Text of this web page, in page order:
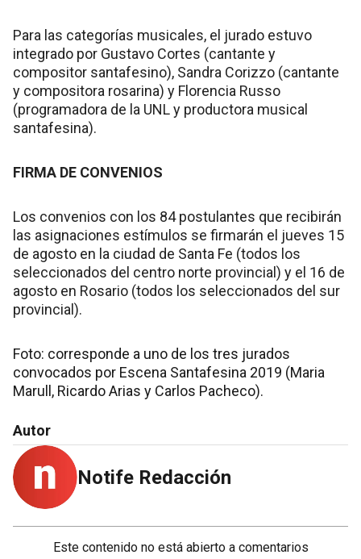
Para las categorías musicales, el jurado estuvo
integrado por Gustavo Cortes (cantante y
compositor santafesino), Sandra Corizzo (cantante
y compositora rosarina) y Florencia Russo
(programadora de la UNL y productora musical
santafesina).
FIRMA DE CONVENIOS
Los convenios con los 84 postulantes que recibirán
las asignaciones estímulos se firmarán el jueves 15
de agosto en la ciudad de Santa Fe (todos los
seleccionados del centro norte provincial) y el 16 de
agosto en Rosario (todos los seleccionados del sur
provincial).
Foto: corresponde a uno de los tres jurados
convocados por Escena Santafesina 2019 (Maria
Marull, Ricardo Arias y Carlos Pacheco).
Autor
Notife Redacción
Este contenido no está abierto a comentarios